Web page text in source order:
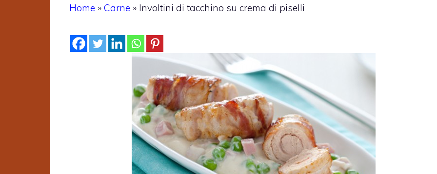
Home » Carne » Involtini di tacchino su crema di piselli